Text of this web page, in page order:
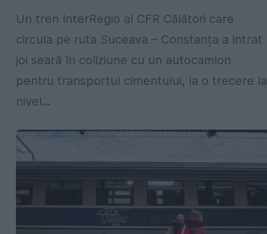
Un tren InterRegio al CFR Călători care
circula pe ruta Suceava – Constanța a intrat
joi seară în coliziune cu un autocamion
pentru transportul cimentului, la o trecere la
nivel...